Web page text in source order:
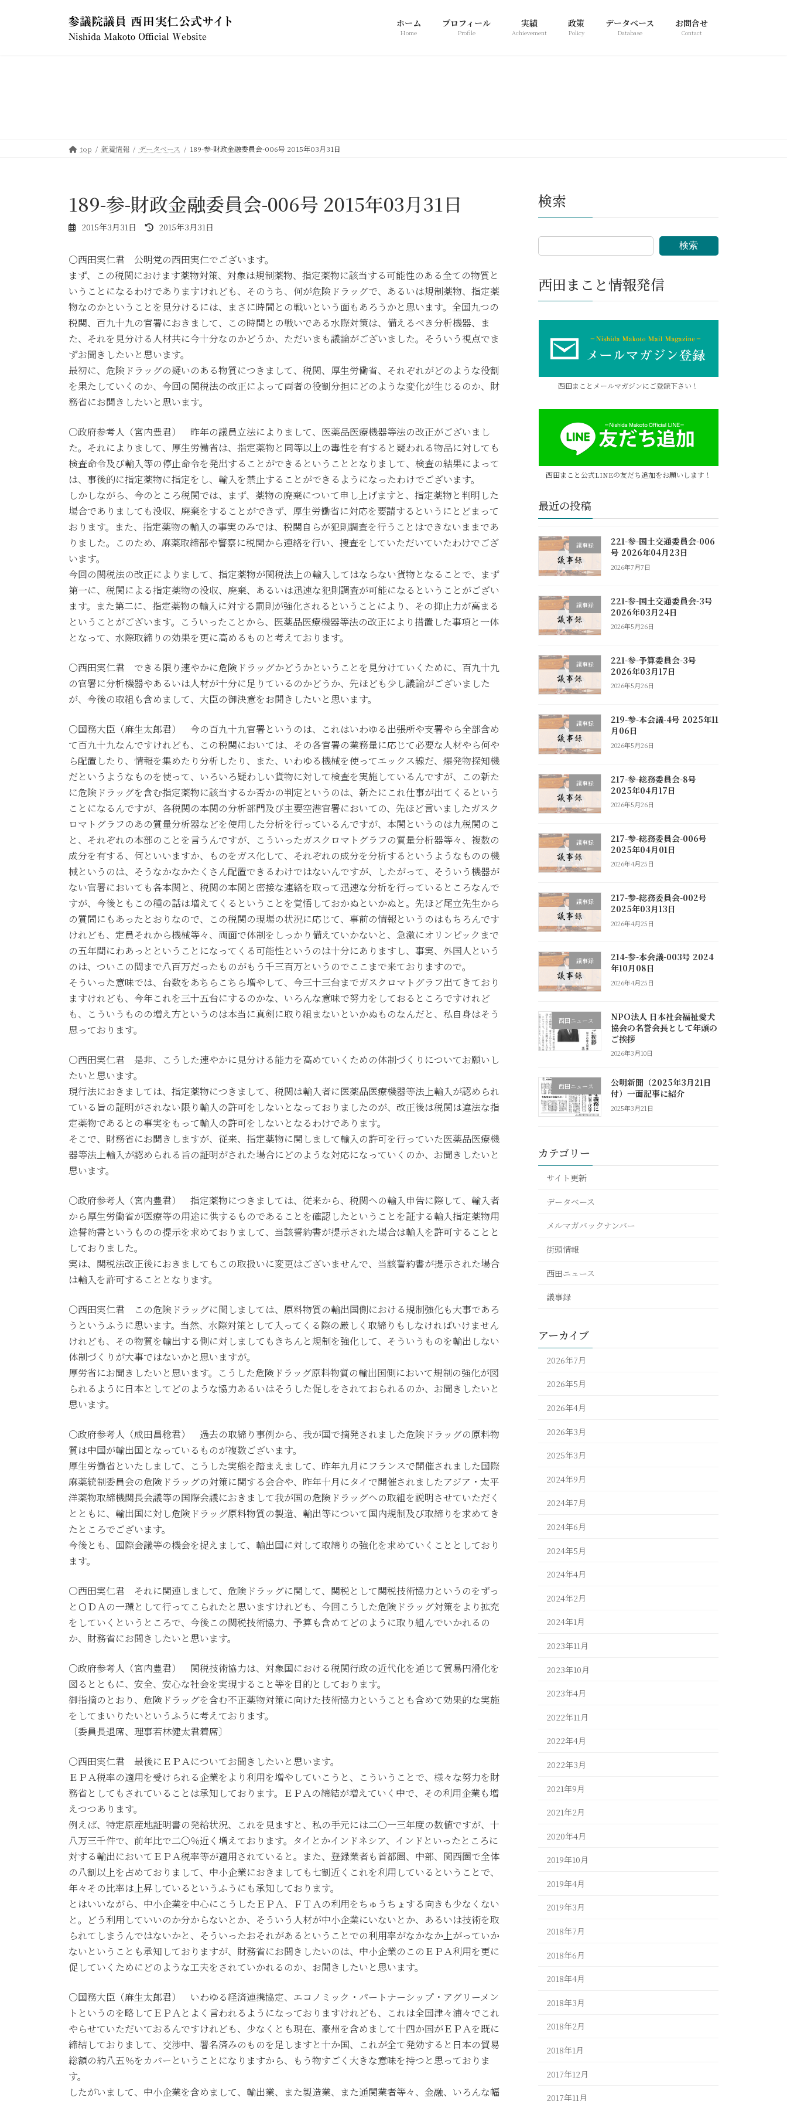
ホーム
Home
プロフィール
Profile
実績
Achievement
政策
Policy
データベース
Database
お問合せ
Contact
top 新着情報 データベース 189-参-財政金融委員会-006号 2015年03月31日
189-参-財政金融委員会-006号 2015年03月31日
2015年3月31日
最
新
日
時
:
2015年3月31日
○西田実仁君 公明党の西田実仁でございます。
まず、この税関におけます薬物対策、対象は規制薬物、指定薬物に該当する可能性のある全ての物質と
いうことになるわけでありますけれども、そのうち、何が危険ドラッグで、あるいは規制薬物、指定薬
物なのかということを見分けるには、まさに時間との戦いという面もあろうかと思います。全国九つの
税関、百九十九の官署におきまして、この時間との戦いである水際対策は、備えるべき分析機器、ま
た、それを見分ける人材共に今十分なのかどうか、ただいまも議論がございました。そういう視点でま
ずお聞きしたいと思います。
最初に、危険ドラッグの疑いのある物質につきまして、税関、厚生労働省、それぞれがどのような役割
を果たしていくのか、今回の関税法の改正によって両者の役割分担にどのような変化が生じるのか、財
務省にお聞きしたいと思います。
○政府参考人（宮内豊君） 昨年の議員立法によりまして、医薬品医療機器等法の改正がございまし
た。それによりまして、厚生労働省は、指定薬物と同等以上の毒性を有すると疑われる物品に対しても
検査命令及び輸入等の停止命令を発出することができるということとなりまして、検査の結果によって
は、事後的に指定薬物に指定をし、輸入を禁止することができるようになったわけでございます。
しかしながら、今のところ税関では、まず、薬物の廃棄について申し上げますと、指定薬物と判明した
場合でありましても没収、廃棄をすることができず、厚生労働省に対応を要請するというにとどまって
おります。また、指定薬物の輸入の事実のみでは、税関自らが犯則調査を行うことはできないままであ
りました。このため、麻薬取締部や警察に税関から連絡を行い、捜査をしていただいていたわけでござ
います。
今回の関税法の改正によりまして、指定薬物が関税法上の輸入してはならない貨物となることで、まず
第一に、税関による指定薬物の没収、廃棄、あるいは迅速な犯則調査が可能になるということがござい
ます。また第二に、指定薬物の輸入に対する罰則が強化されるということにより、その抑止力が高まる
ということがございます。こういったことから、医薬品医療機器等法の改正により措置した事項と一体
となって、水際取締りの効果を更に高めるものと考えております。
○西田実仁君 できる限り速やかに危険ドラッグかどうかということを見分けていくために、百九十九
の官署に分析機器やあるいは人材が十分に足りているのかどうか、先ほども少し議論がございました
が、今後の取組も含めまして、大臣の御決意をお聞きしたいと思います。
○国務大臣（麻生太郎君） 今の百九十九官署というのは、これはいわゆる出張所や支署やら全部含め
て百九十九なんですけれども、この税関においては、その各官署の業務量に応じて必要な人材やら何や
ら配置したり、情報を集めたり分析したり、また、いわゆる機械を使ってエックス線だ、爆発物探知機
だというようなものを使って、いろいろ疑わしい貨物に対して検査を実施しているんですが、この新た
に危険ドラッグを含む指定薬物に該当するか否かの判定というのは、新たにこれ仕事が出てくるという
ことになるんですが、各税関の本関の分析部門及び主要空港官署においての、先ほど言いましたガスク
ロマトグラフのあの質量分析器などを使用した分析を行っているんですが、本関というのは九税関のこ
と、それぞれの本部のことを言うんですが、こういったガスクロマトグラフの質量分析器等々、複数の
成分を有する、何といいますか、ものをガス化して、それぞれの成分を分析するというようなものの機
械というのは、そうなかなかたくさん配置できるわけではないんですが、したがって、そういう機器が
ない官署においても各本関と、税関の本関と密接な連絡を取って迅速な分析を行っているところなんで
すが、今後ともこの種の話は増えてくるということを覚悟しておかぬといかぬと。先ほど尾立先生から
の質問にもあったとおりなので、この税関の現場の状況に応じて、事前の情報というのはもちろんです
けれども、定員それから機械等々、両面で体制をしっかり備えていかないと、急激にオリンピックまで
の五年間にわあっとということになってくる可能性というのは十分にありますし、事実、外国人という
のは、ついこの間まで八百万だったものがもう千三百万というのでここまで来ておりますので。
そういった意味では、台数をあちらこちら増やして、今三十三台までガスクロマトグラフ出てきており
ますけれども、今年これを三十五台にするのかな、いろんな意味で努力をしておるところですけれど
も、こういうものの増え方というのは本当に真剣に取り組まないといかぬものなんだと、私自身はそう
思っております。
○西田実仁君 是非、こうした速やかに見分ける能力を高めていくための体制づくりについてお願いし
たいと思います。
現行法におきましては、指定薬物につきまして、税関は輸入者に医薬品医療機器等法上輸入が認められ
ている旨の証明がされない限り輸入の許可をしないとなっておりましたのが、改正後は税関は違法な指
定薬物であるとの事実をもって輸入の許可をしないとなるわけであります。
そこで、財務省にお聞きしますが、従来、指定薬物に関しまして輸入の許可を行っていた医薬品医療機
器等法上輸入が認められる旨の証明がされた場合にどのような対応になっていくのか、お聞きしたいと
思います。
○政府参考人（宮内豊君） 指定薬物につきましては、従来から、税関への輸入申告に際して、輸入者
から厚生労働省が医療等の用途に供するものであることを確認したということを証する輸入指定薬物用
途誓約書というものの提示を求めておりまして、当該誓約書が提示された場合は輸入を許可することと
しておりました。
実は、関税法改正後におきましてもこの取扱いに変更はございませんで、当該誓約書が提示された場合
は輸入を許可することとなります。
○西田実仁君 この危険ドラッグに関しましては、原料物質の輸出国側における規制強化も大事であろ
うというふうに思います。当然、水際対策として入ってくる際の厳しく取締りもしなければいけません
けれども、その物質を輸出する側に対しましてもきちんと規制を強化して、そういうものを輸出しない
体制づくりが大事ではないかと思いますが。
厚労省にお聞きしたいと思います。こうした危険ドラッグ原料物質の輸出国側において規制の強化が図
られるように日本としてどのような協力あるいはそうした促しをされておられるのか、お聞きしたいと
思います。
○政府参考人（成田昌稔君） 過去の取締り事例から、我が国で摘発されました危険ドラッグの原料物
質は中国が輸出国となっているものが複数ございます。
厚生労働省といたしまして、こうした実態を踏まえまして、昨年九月にフランスで開催されました国際
麻薬統制委員会の危険ドラッグの対策に関する会合や、昨年十月にタイで開催されましたアジア・太平
洋薬物取締機関長会議等の国際会議におきまして我が国の危険ドラッグへの取組を説明させていただく
とともに、輸出国に対し危険ドラッグ原料物質の製造、輸出等について国内規制及び取締りを求めてき
たところでございます。
今後とも、国際会議等の機会を捉えまして、輸出国に対して取締りの強化を求めていくこととしており
ます。
○西田実仁君 それに関連しまして、危険ドラッグに関して、関税として関税技術協力というのをずっ
とＯＤＡの一環として行ってこられたと思いますけれども、今回こうした危険ドラッグ対策をより拡充
をしていくというところで、今後この関税技術協力、予算も含めてどのように取り組んでいかれるの
か、財務省にお聞きしたいと思います。
○政府参考人（宮内豊君） 関税技術協力は、対象国における税関行政の近代化を通じて貿易円滑化を
図るとともに、安全、安心な社会を実現すること等を目的としております。
御指摘のとおり、危険ドラッグを含む不正薬物対策に向けた技術協力ということも含めて効果的な実施
をしてまいりたいというふうに考えております。
〔委員長退席、理事若林健太君着席〕
○西田実仁君 最後にＥＰＡについてお聞きしたいと思います。
ＥＰＡ税率の適用を受けられる企業をより利用を増やしていこうと、こういうことで、様々な努力を財
務省としてもされていることは承知しております。ＥＰＡの締結が増えていく中で、その利用企業も増
えつつあります。
例えば、特定原産地証明書の発給状況、これを見ますと、私の手元には二〇一三年度の数値ですが、十
八万三千件で、前年比で二〇％近く増えております。タイとかインドネシア、インドといったところに
対する輸出においてＥＰＡ税率等が適用されていると。また、登録業者も首都圏、中部、関西圏で全体
の八割以上を占めておりまして、中小企業におきましても七割近くこれを利用しているということで、
年々その比率は上昇しているというふうにも承知しております。
とはいいながら、中小企業を中心にこうしたＥＰＡ、ＦＴＡの利用をちゅうちょする向きも少なくない
と。どう利用していいのか分からないとか、そういう人材が中小企業にいないとか、あるいは技術を取
られてしまうんではないかと、そういったおそれがあるということでの利用率がなかなか上がっていか
ないということも承知しておりますが、財務省にお聞きしたいのは、中小企業のこのＥＰＡ利用を更に
促していくためにどのような工夫をされていかれるのか、お聞きしたいと思います。
○国務大臣（麻生太郎君） いわゆる経済連携協定、エコノミック・パートナーシップ・アグリーメン
トというのを略してＥＰＡとよく言われるようになっておりますけれども、これは全国津々浦々でこれ
やらせていただいておるんですけれども、少なくとも現在、豪州を含めまして十四か国がＥＰＡを既に
締結しておりまして、交渉中、署名済みのものを足しますと十か国、これが全て発効すると日本の貿易
総額の約八五％をカバーということになりますから、もう物すごく大きな意味を持つと思っておりま
す。
したがいまして、中小企業を含めまして、輸出業、また製造業、また通関業者等々、金融、いろんな幅
検索
検索
西田まこと情報発信
西田まことメールマガジンにご登録下さい！
西田まこと公式LINEの友だち追加をお願いします！
最近の投稿
議事録
221-参-国土交通委員会-006
号 2026年04月23日
2026年7月7日
議事録
221-参-国土交通委員会-3号
2026年03月24日
2026年5月26日
議事録
221-参-予算委員会-3号
2026年03月17日
2026年5月26日
議事録
219-参-本会議-4号 2025年11
月06日
2026年5月26日
議事録
217-参-総務委員会-8号
2025年04月17日
2026年5月26日
議事録
217-参-総務委員会-006号
2025年04月01日
2026年4月25日
議事録
217-参-総務委員会-002号
2025年03月13日
2026年4月25日
議事録
214-参-本会議-003号 2024
年10月08日
2026年4月25日
西田ニュース
NPO法人 日本社会福祉愛犬
協会の名誉会長として年頭の
ご挨拶
2026年3月10日
西田ニュース
公明新聞（2025年3月21日
付）一面記事に紹介
2025年3月21日
カテゴリー
サイト更新
データベース
メルマガバックナンバー
街頭情報
西田ニュース
議事録
アーカイブ
2026年7月
2026年5月
2026年4月
2026年3月
2025年3月
2024年9月
2024年7月
2024年6月
2024年5月
2024年4月
2024年2月
2024年1月
2023年11月
2023年10月
2023年4月
2022年11月
2022年4月
2022年3月
2021年9月
2021年2月
2020年4月
2019年10月
2019年4月
2019年3月
2018年7月
2018年6月
2018年4月
2018年3月
2018年2月
2018年1月
2017年12月
2017年11月